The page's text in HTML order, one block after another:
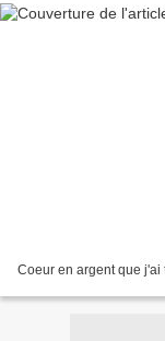
Coeur en argent que